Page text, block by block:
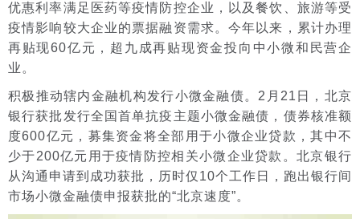
优惠利率满足医药等疫情防控企业，以及餐饮、旅游等受
疫情影响较大企业的票据融资需求。今年以来，累计办理
再贴现60亿元，超九成再贴现资金投向中小微和民营企
业。
积极推动辖内金融机构发行小微金融债。2月21日，北京
银行获批发行全国首单抗疫主题小微金融债，债券核准额
度600亿元，募集资金将全部用于小微企业贷款，其中不
少于200亿元用于疫情防控相关小微企业贷款。北京银行
从沟通申请到成功获批，历时仅10个工作日，跑出银行间
市场小微金融债申报获批的“北京速度”。